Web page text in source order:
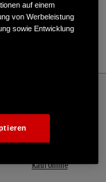
Kauf Online
auf einem
von Werbeleistung
sowie Entwicklung